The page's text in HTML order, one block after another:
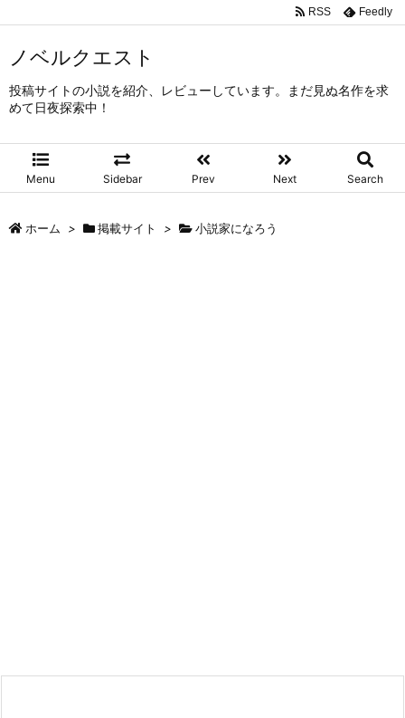
ノベルクエスト
投稿サイトの小説を紹介、レビューしています。まだ見ぬ名作を求
めて日夜探索中！
Menu Sidebar Prev Next Search
RSS Feedly
ホーム > 掲載サイト > 小説家になろう